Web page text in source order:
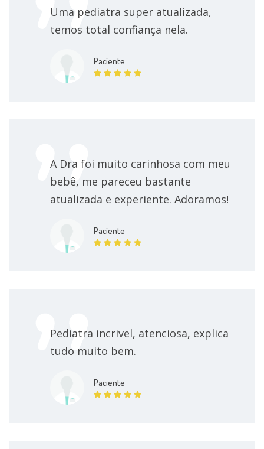
Uma pediatra super atualizada,
temos total confiança nela.
Paciente
A Dra foi muito carinhosa com meu
bebê, me pareceu bastante
atualizada e experiente. Adoramos!
Paciente
Pediatra incrivel, atenciosa, explica
tudo muito bem.
Paciente